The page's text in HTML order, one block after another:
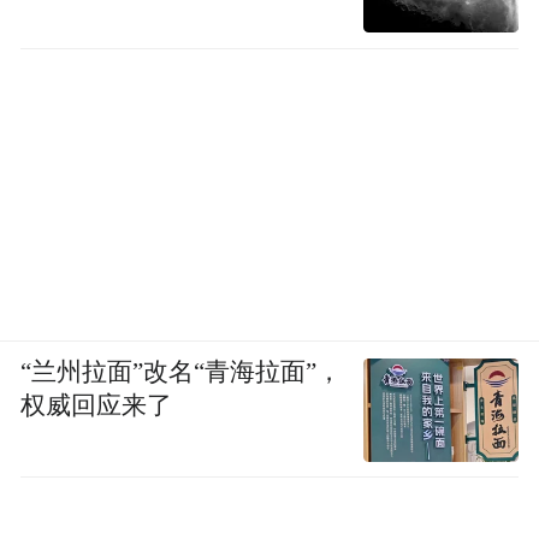
“兰州拉面”改名“青海拉面”，
权威回应来了